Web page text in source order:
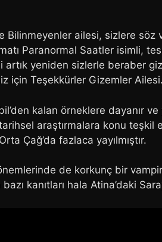
Bilinmeyenler ailesi, sizlere
Paranormal Saatler isimli,
artık yeniden sizlerle beraber
için Teşekkürler Gizemler
kalan örneklere dayanır
araştırmalara konu
Çağ’da fazlaca yayılmıştır.
de korkunç bir
kanıtları hala Atina’daki